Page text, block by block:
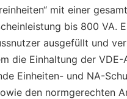
mit einer
bis 800 VA.
ausgefüllt und
die Einhaltung der VDE-
Einheiten- und NA-
den normgerechten